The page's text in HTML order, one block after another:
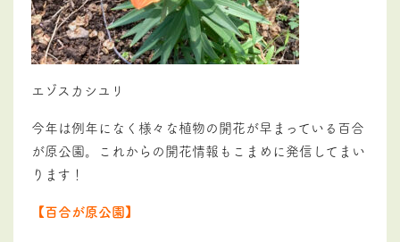
エゾスカシユリ
今年は例年になく様々な植物の開花が早まっている百合
が原公園。これからの開花情報もこまめに発信してまい
ります！
【百合が原公園】